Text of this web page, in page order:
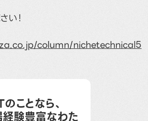
い！
column/nichetechnical5
ことなら、
験豊富なわた